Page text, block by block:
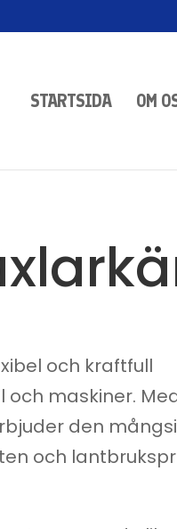
STARTSIDA OM
och kraftfull
maskiner.
den
och